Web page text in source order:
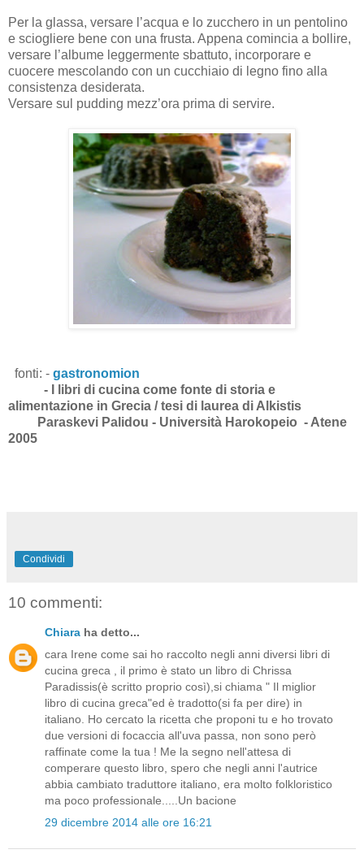
Per la glassa, versare l’acqua e lo zucchero in un pentolino
e sciogliere bene con una frusta. Appena comincia a bollire,
versare l’albume leggermente sbattuto, incorporare e
cuocere mescolando con un cucchiaio di legno fino alla
consistenza desiderata.
Versare sul pudding mezz’ora prima di servire.
fonti: - gastronomion
- I libri di cucina come fonte di storia e
alimentazione in Grecia / tesi di laurea di Alkistis
Paraskevi Palidou - Università Harokopeio - Atene
2005
Condividi
10 commenti:
Chiara ha detto...
cara Irene come sai ho raccolto negli anni diversi libri di
cucina greca , il primo è stato un libro di Chrissa
Paradissis(è scritto proprio così),si chiama " Il miglior
libro di cucina greca"ed è tradotto(si fa per dire) in
italiano. Ho cercato la ricetta che proponi tu e ho trovato
due versioni di focaccia all'uva passa, non sono però
raffinate come la tua ! Me la segno nell'attesa di
comperare questo libro, spero che negli anni l'autrice
abbia cambiato traduttore italiano, era molto folkloristico
ma poco professionale.....Un bacione
29 dicembre 2014 alle ore 16:21